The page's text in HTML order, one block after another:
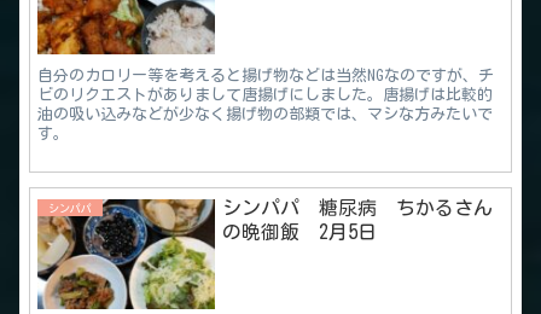
自分のカロリー等を考えると揚げ物などは当然NGなのですが、チ
ビのリクエストがありまして唐揚げにしました。唐揚げは比較的
油の吸い込みなどが少なく揚げ物の部類では、マシな方みたいで
す。
シンパパ
シンパパ 糖尿病 ちかるさん
の晩御飯 2月5日